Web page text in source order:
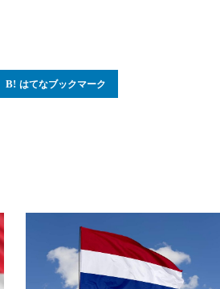
はてなブックマーク